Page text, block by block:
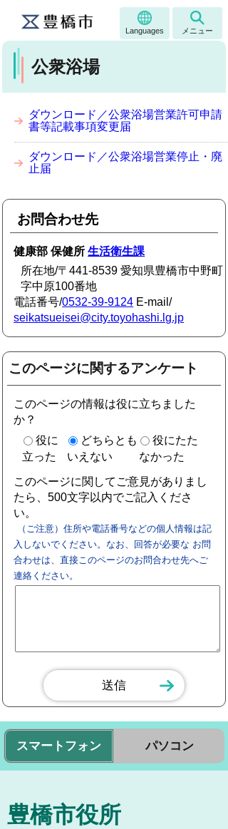
Languages メニュー
公衆浴場
ダウンロード／公衆浴場営業許可申請
書等記載事項変更届
ダウンロード／公衆浴場営業停止・廃
止届
お問合わせ先
健康部 保健所生活衛生課
所在地/〒441-8539 愛知県豊橋市中野町
字中原100番地
電話番号/0532-39-9124 E-mail/
seikatsueisei@city.toyohashi.lg.jp
このページに関するアンケート
このページの情報は役に立ちました
か？
役に
立った
どちらとも
いえない
役にたた
なかった
このページに関してご意見がありまし
たら、500文字以内でご記入くださ
い。
（ご注意）住所や電話番号などの個人情報は記
入しないでください。なお、回答が必要な お問
合わせは、直接このページのお問合わせ先へご
連絡ください。
スマートフォン パソコン
豊橋市役所